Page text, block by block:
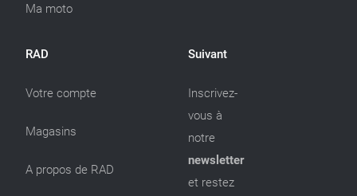
Ma moto
RAD
Votre compte
Magasins
A propos de RAD
Suivant
Inscrivez-
vous à
notre
newsletter
et restez